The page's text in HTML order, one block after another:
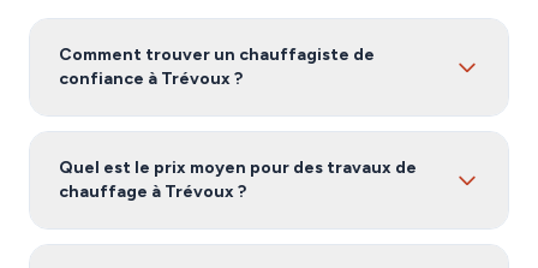
Comment trouver un chauffagiste de
confiance à Trévoux ?
Pour trouver un chauffagiste fiable à Trévoux, nous
Notre service vous met en relation avec des artisans
certifiés et vérifiés dans l'Ain, gratuitement et sans
engagement.
Quel est le prix moyen pour des travaux de
chauffage à Trévoux ?
Les tarifs de chauffage à Trévoux varient selon